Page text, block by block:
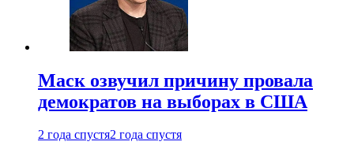
Маск озвучил причину провала
демократов на выборах в США
2 года спустя2 года спустя